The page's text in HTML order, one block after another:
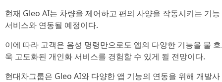
현재 Gleo AI는 차량을 제어하고 편의 사양을 작동시키는 기
서비스와 연동될 예정이다.
이에 따라 고객은 음성 명령만으로도 앱의 다양한 기능을 물
욱 고도화된 개인화 서비스를 경험할 수 있게 될 전망이다.
현대차그룹은 Gleo AI와 다양한 앱 기능의 연동을 위해 개발